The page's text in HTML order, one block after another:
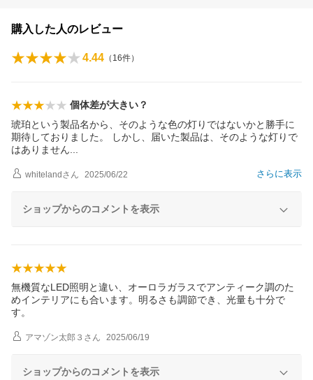
購入した人のレビュー
4.44 （ 16件）
個体差が大きい？
琥珀という製品名から、そのような色の灯りではないかと勝手に
期待しておりました。 しかし、届いた製品は、そのような灯りで
はありません
さらに表示
whiteland さん 2025/06/22
ショップからのコメントを表示
無機質なLED照明と違い、オーロラガラスでアンティーク調のた
めインテリアにも合います。明るさも調節でき、光量も十分で
す。
アマゾン太郎３ さん 2025/06/19
ショップからのコメントを表示